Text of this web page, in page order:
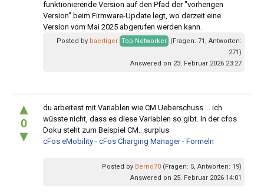
funktionierende Version auf den Pfad der "vorherigen
Version" beim Firmware-Update legt, wo derzeit eine
Version vom Mai 2025 abgerufen werden kann.
Posted by baertiger Top Networker (Fragen: 71, Antworten:
271)
Answered on 23. Februar 2026 23:27
▲
0
▼
du arbeitest mit Variablen wie CM.Ueberschuss ... ich
wüsste nicht, dass es diese Variablen so gibt. In der cfos
Doku steht zum Beispiel CM._surplus
cFos eMobility - cFos Charging Manager - Formeln
Posted by Berno70 (Fragen: 5, Antworten: 19)
Answered on 25. Februar 2026 14:01